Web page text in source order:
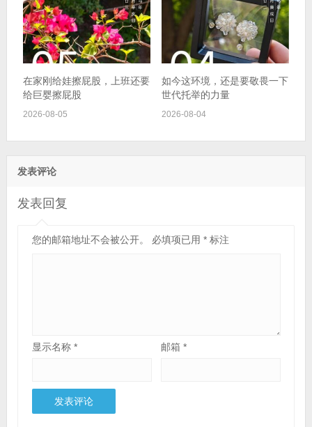
在家刚给娃擦屁股，上班还要
给巨婴擦屁股
2026-08-05
如今这环境，还是要敬畏一下
世代托举的力量
2026-08-04
发表评论
发表回复
您的邮箱地址不会被公开。 必填项已用 *标注
显示名称 * 邮箱*